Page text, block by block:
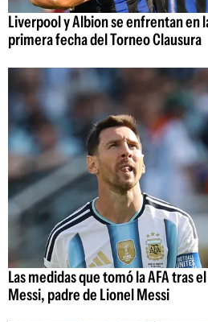
Liverpool y Albion se enfrentan en
primera fecha del Torneo Clausura
Las medidas que tomó la AFA tras
Messi, padre de Lionel Messi